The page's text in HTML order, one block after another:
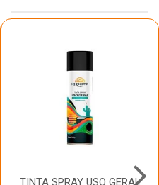
TINTA SPRAY USO GERAL